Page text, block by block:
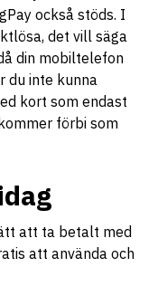
också stöds. I
det vill säga
din mobiltelefon
du inte kunna
kort som endast
förbi som
att ta betalt med
att använda och